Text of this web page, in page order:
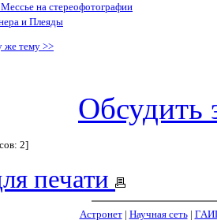
на стереофотографии
и Плеяды
же тему >>
Обсудить
2]
печати
Астронет| Научная сеть|